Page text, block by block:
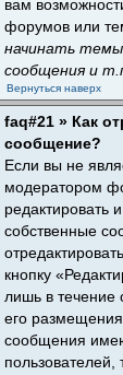
вам
форумов или
начинать
сообщения и
Вернуться наверх
faq#21 » Как
сообщение?
Если вы не
модератором
редактировать
собственные
кнопку
лишь в течение
его
сообщения
пользователей,